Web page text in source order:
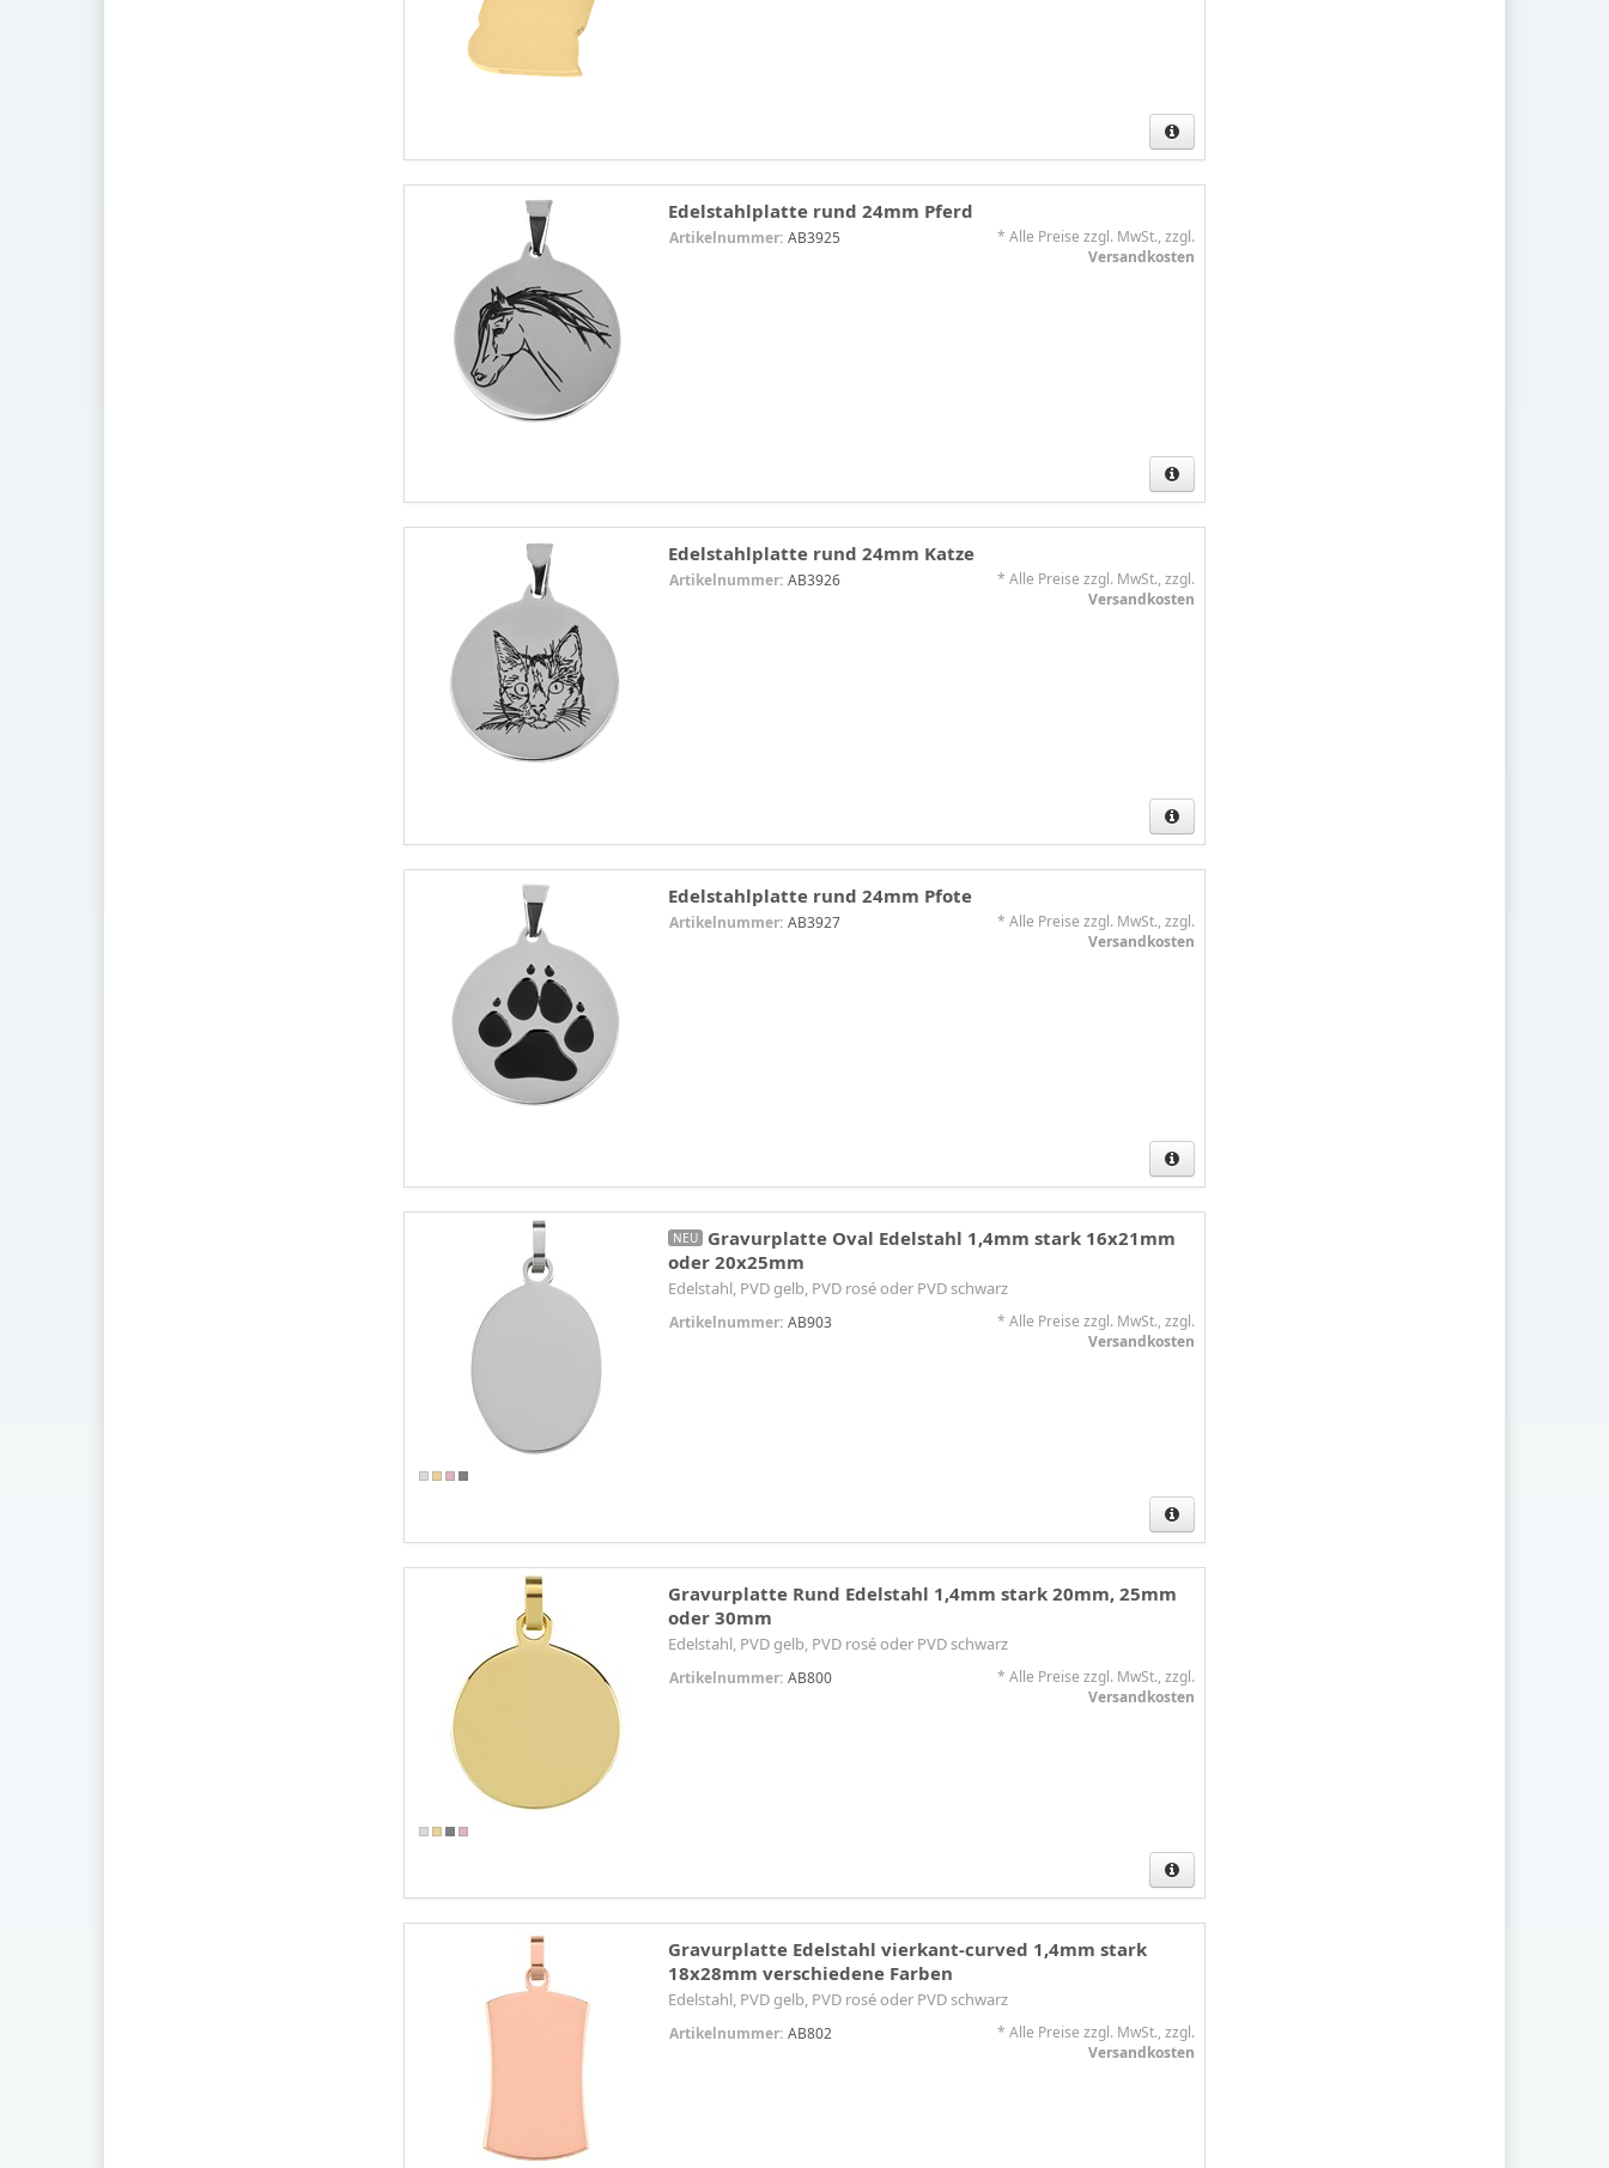
Edelstahlplatte rund 24mm Pferd
Artikelnummer: AB3925
* Alle Preise zzgl. MwSt., zzgl.
Versandkosten
Edelstahlplatte rund 24mm Katze
Artikelnummer: AB3926
* Alle Preise zzgl. MwSt., zzgl.
Versandkosten
Edelstahlplatte rund 24mm Pfote
Artikelnummer: AB3927
* Alle Preise zzgl. MwSt., zzgl.
Versandkosten
NEU
Gravurplatte Oval Edelstahl 1,4mm stark 16x21mm
oder 20x25mm
Edelstahl, PVD gelb, PVD rosé oder PVD schwarz
Artikelnummer: AB903
* Alle Preise zzgl. MwSt., zzgl.
Versandkosten
Gravurplatte Rund Edelstahl 1,4mm stark 20mm, 25mm
oder 30mm
Edelstahl, PVD gelb, PVD rosé oder PVD schwarz
Artikelnummer: AB800
* Alle Preise zzgl. MwSt., zzgl.
Versandkosten
Gravurplatte Edelstahl vierkant-curved 1,4mm stark
18x28mm verschiedene Farben
Edelstahl, PVD gelb, PVD rosé oder PVD schwarz
Artikelnummer: AB802
* Alle Preise zzgl. MwSt., zzgl.
Versandkosten